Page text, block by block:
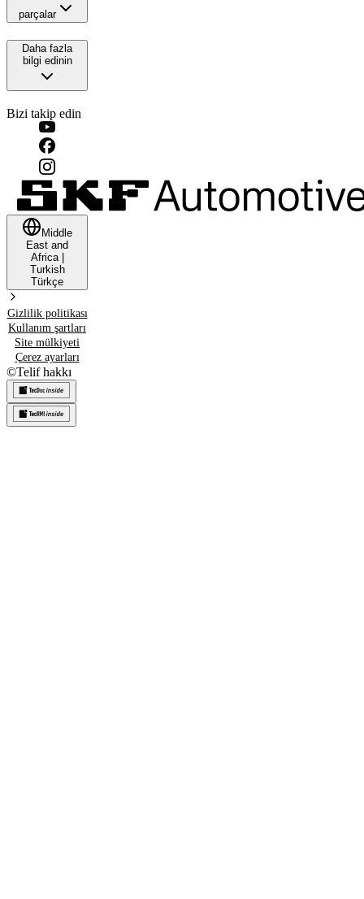
parçalar
Daha fazla
bilgi edinin
Bizi takip edin
Middle
East and
Africa|
Turkish
Türkçe
Gizlilik politikası
Kullanım şartları
Site mülkiyeti
Çerez ayarları
©Telif hakkı